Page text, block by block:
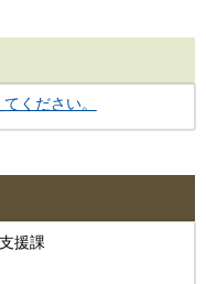
ください。
支援課